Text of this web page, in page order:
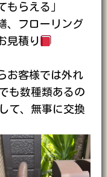
もらえる」
、フローリング
見積り
お客様では外れ
も数種類あるの
て、無事に交換